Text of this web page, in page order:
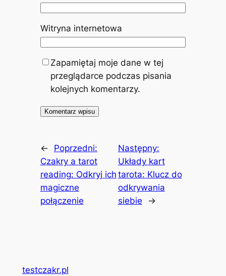
Witryna internetowa
Zapamiętaj moje dane w tej
przeglądarce podczas pisania
kolejnych komentarzy.
←
Poprzedni:
Czakry a tarot
reading: Odkryj ich
magiczne
połączenie
Następny:
Układy kart
tarota: Klucz do
odkrywania
siebie
→
testczakr.pl